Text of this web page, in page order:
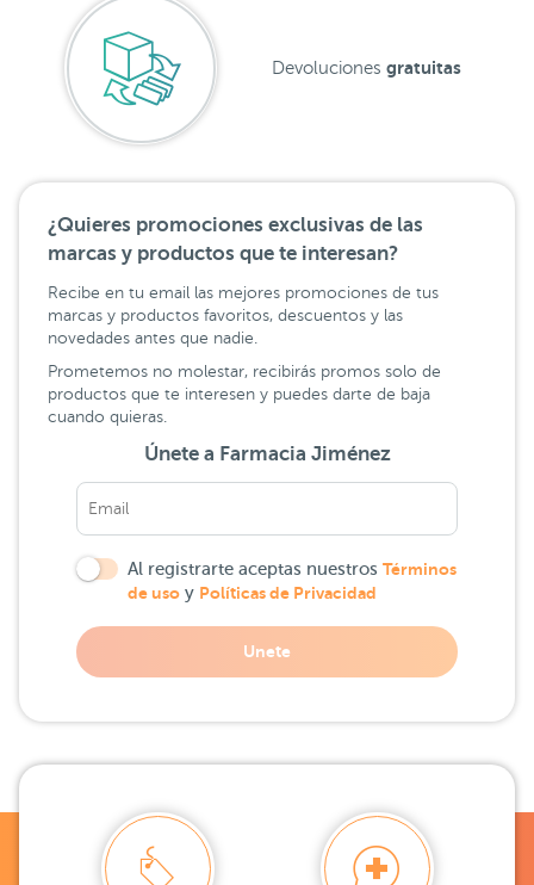
Devoluciones gratuitas
¿Quieres promociones exclusivas de las
marcas y productos que te interesan?
Recibe en tu email las mejores promociones de tus
marcas y productos favoritos, descuentos y las
novedades antes que nadie.
Prometemos no molestar, recibirás promos solo de
productos que te interesen y puedes darte de baja
cuando quieras.
Únete a Farmacia Jiménez
Al registrarte aceptas nuestros Términos
de uso y Políticas de Privacidad
Unete